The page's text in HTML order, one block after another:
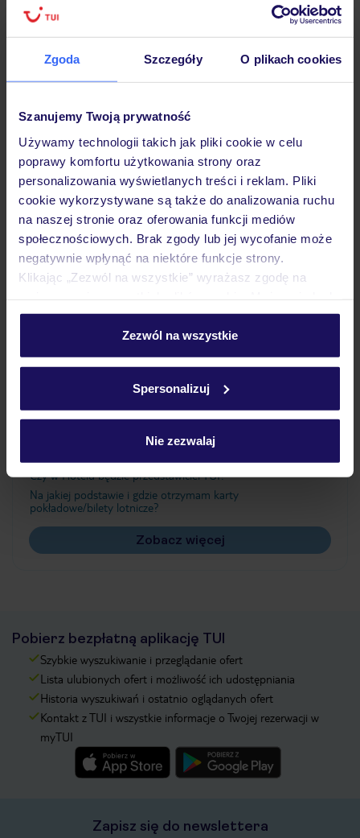
Zgoda Szczegóły O plikach cookies
Szanujemy Twoją prywatność
Używamy technologii takich jak pliki cookie w celu
poprawy komfortu użytkowania strony oraz
personalizowania wyświetlanych treści i reklam. Pliki
cookie wykorzystywane są także do analizowania ruchu
na naszej stronie oraz oferowania funkcji mediów
społecznościowych. Brak zgody lub jej wycofanie może
negatywnie wpłynąć na niektóre funkcje strony.
Klikając „Zezwól na wszystkie” wyrażasz zgodę na
personalizować swój wybór wchodząc w zakładkę
Szczegółowe informacje o plikach cookie znajdziesz
Zezwól na wszystkie
Spersonalizuj
Nie zezwalaj
Hotel
Pokoje
Wyżywienie
Ważne informacje
Czy w Hotelu będzie przedstawiciel TUI?
Na jakiej podstawie i gdzie otrzymam karty
pokładowe/bilety lotnicze?
Zobacz więcej
Pobierz bezpłatną aplikację TUI
Szybkie wyszukiwanie i przeglądanie ofert
Lista ulubionych ofert i możliwość ich udostępniania
Historia wyszukiwań i ostatnio oglądanych ofert
Kontakt z TUI i wszystkie informacje o Twojej rezerwacji w
myTUI
Zapisz się do newslettera